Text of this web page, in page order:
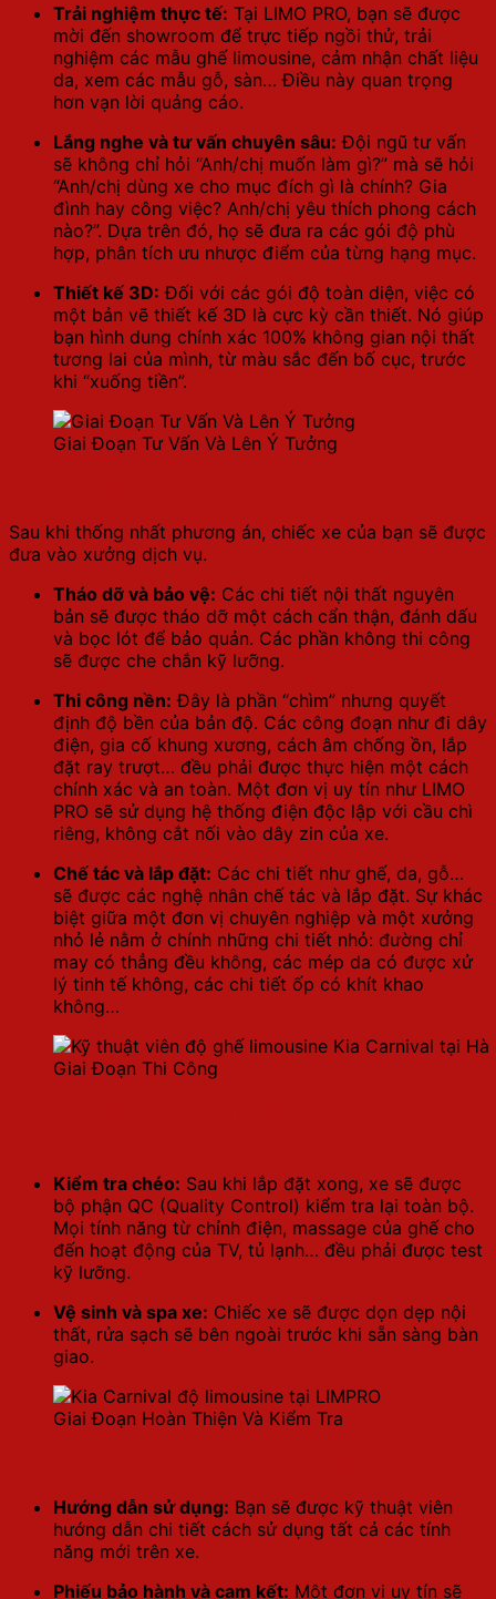
Trải nghiệm thực tế: Tại LIMO PRO, bạn sẽ được
mời đến showroom để trực tiếp ngồi thử, trải
nghiệm các mẫu ghế limousine, cảm nhận chất liệu
da, xem các mẫu gỗ, sàn… Điều này quan trọng
hơn vạn lời quảng cáo.
Lắng nghe và tư vấn chuyên sâu: Đội ngũ tư vấn
sẽ không chỉ hỏi “Anh/chị muốn làm gì?” mà sẽ hỏi
“Anh/chị dùng xe cho mục đích gì là chính? Gia
đình hay công việc? Anh/chị yêu thích phong cách
nào?”. Dựa trên đó, họ sẽ đưa ra các gói độ phù
hợp, phân tích ưu nhược điểm của từng hạng mục.
Thiết kế 3D: Đối với các gói độ toàn diện, việc có
một bản vẽ thiết kế 3D là cực kỳ cần thiết. Nó giúp
bạn hình dung chính xác 100% không gian nội thất
tương lai của mình, từ màu sắc đến bố cục, trước
khi “xuống tiền”.
Giai Đoạn Tư Vấn Và Lên Ý Tưởng
Sau khi thống nhất phương án, chiếc xe của bạn sẽ được
đưa vào xưởng dịch vụ.
Tháo dỡ và bảo vệ: Các chi tiết nội thất nguyên
bản sẽ được tháo dỡ một cách cẩn thận, đánh dấu
và bọc lót để bảo quản. Các phần không thi công
sẽ được che chắn kỹ lưỡng.
Thi công nền: Đây là phần “chìm” nhưng quyết
định độ bền của bản độ. Các công đoạn như đi dây
điện, gia cố khung xương, cách âm chống ồn, lắp
đặt ray trượt… đều phải được thực hiện một cách
chính xác và an toàn. Một đơn vị uy tín như LIMO
PRO sẽ sử dụng hệ thống điện độc lập với cầu chì
riêng, không cắt nối vào dây zin của xe.
Chế tác và lắp đặt: Các chi tiết như ghế, da, gỗ…
sẽ được các nghệ nhân chế tác và lắp đặt. Sự khác
biệt giữa một đơn vị chuyên nghiệp và một xưởng
nhỏ lẻ nằm ở chính những chi tiết nhỏ: đường chỉ
may có thẳng đều không, các mép da có được xử
lý tinh tế không, các chi tiết ốp có khít khao
không…
Giai Đoạn Thi Công
Kiểm tra chéo: Sau khi lắp đặt xong, xe sẽ được
bộ phận QC (Quality Control) kiểm tra lại toàn bộ.
Mọi tính năng từ chỉnh điện, massage của ghế cho
đến hoạt động của TV, tủ lạnh… đều phải được test
kỹ lưỡng.
Vệ sinh và spa xe: Chiếc xe sẽ được dọn dẹp nội
thất, rửa sạch sẽ bên ngoài trước khi sẵn sàng bàn
giao.
Giai Đoạn Hoàn Thiện Và Kiểm Tra
Hướng dẫn sử dụng: Bạn sẽ được kỹ thuật viên
hướng dẫn chi tiết cách sử dụng tất cả các tính
năng mới trên xe.
Phiếu bảo hành và cam kết: Một đơn vị uy tín sẽ